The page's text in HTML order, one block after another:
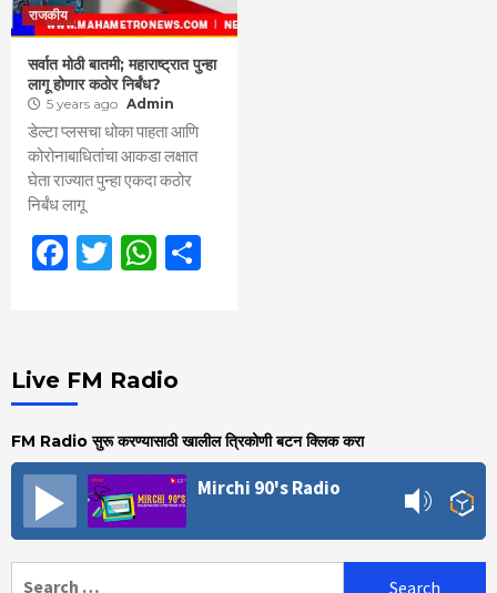
राजकीय
सर्वात मोठी बातमी; महाराष्ट्रात पुन्हा
लागू होणार कठोर निर्बंध?
5 years ago Admin
डेल्टा प्लसचा धोका पाहता आणि
कोरोनाबाधितांचा आकडा लक्षात
घेता राज्यात पुन्हा एकदा कठोर
निर्बंध लागू
Facebook
TwitterWhatsApp
Live FM Radio
FM Radio सुरू करण्यासाठी खालील त्रिकोणी बटन क्लिक करा
Mirchi 90's Radio